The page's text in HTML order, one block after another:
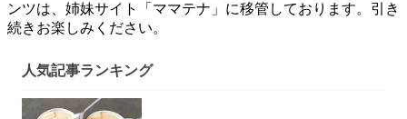
ンツは、姉妹サイト「ママテナ」に移管しております。引き
続きお楽しみください。
人気記事ランキング